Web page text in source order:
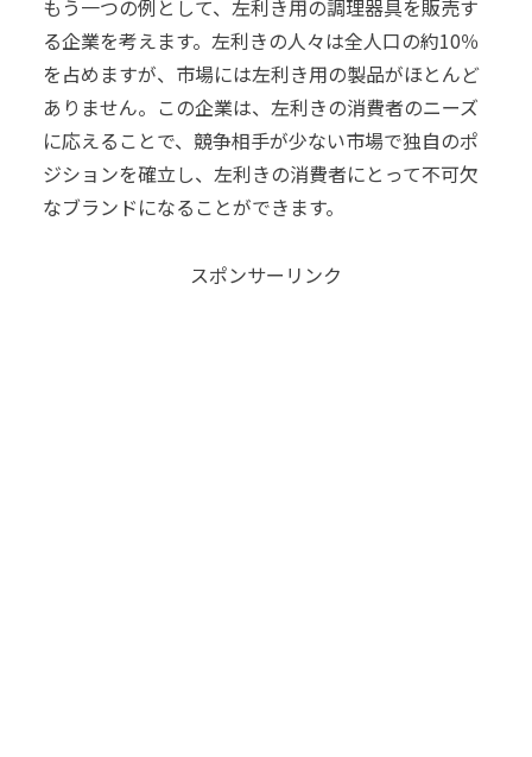
もう一つの例として、左利き用の調理器具を販売す
る企業を考えます。左利きの人々は全人口の約10％
を占めますが、市場には左利き用の製品がほとんど
ありません。この企業は、左利きの消費者のニーズ
に応えることで、競争相手が少ない市場で独自のポ
ジションを確立し、左利きの消費者にとって不可欠
なブランドになることができます。
スポンサーリンク